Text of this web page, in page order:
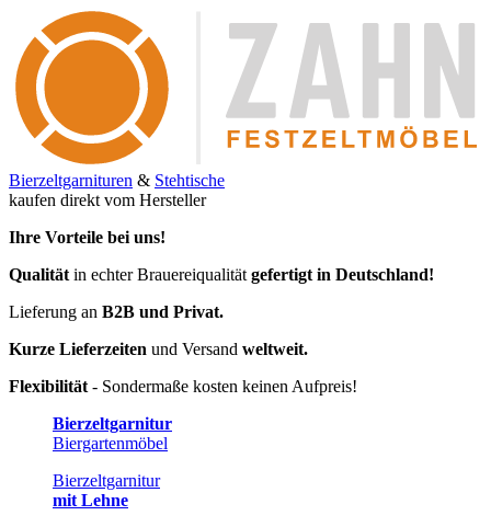
Bierzeltgarnituren & Stehtische
kaufen direkt vom Hersteller
Ihre Vorteile bei uns!
Qualität in echter Brauereiqualität gefertigt in Deutschland!
Lieferung an B2B und Privat.
Kurze Lieferzeiten und Versand weltweit.
Flexibilität - Sondermaße kosten keinen Aufpreis!
Bierzeltgarnitur
Biergartenmöbel
Bierzeltgarnitur
mit Lehne